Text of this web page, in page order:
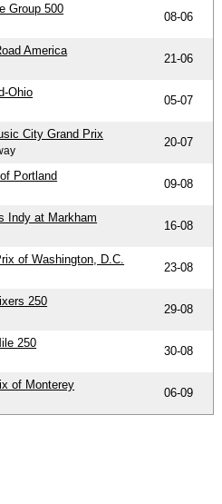
Group 500
08-06
America
21-06
Ohio
05-07
City Grand Prix
20-07
Portland
09-08
Indy at Markham
16-08
of Washington, D.C.
23-08
250
29-08
250
30-08
of Monterey
06-09